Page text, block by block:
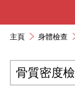
主頁 身體檢查
骨質密度